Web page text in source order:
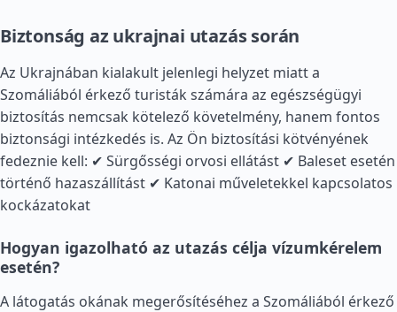
Biztonság az ukrajnai utazás során
Az Ukrajnában kialakult jelenlegi helyzet miatt a
Szomáliából érkező turisták számára az egészségügyi
biztosítás nemcsak kötelező követelmény, hanem fontos
biztonsági intézkedés is. Az Ön biztosítási kötvényének
fedeznie kell: ✔ Sürgősségi orvosi ellátást ✔ Baleset esetén
történő hazaszállítást ✔ Katonai műveletekkel kapcsolatos
kockázatokat
Hogyan igazolható az utazás célja vízumkérelem
esetén?
A látogatás okának megerősítéséhez a Szomáliából érkező